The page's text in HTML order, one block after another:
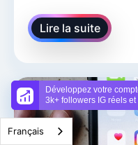
Développez votre
3k+ followers IG réels
Lire la suite
Français